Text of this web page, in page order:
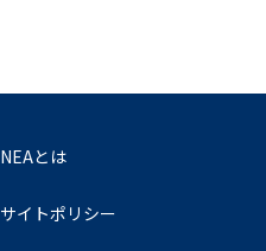
NEAとは
サイトポリシー